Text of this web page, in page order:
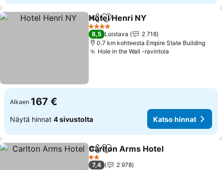
Jaa Lisää suosikkeihin
Hotel Henri NY
4 Tähtiluokitus
8,5 Loistava
2 718
0.7 km kohteesta Empire State Building
Hole in the Wall -ravintola
Alkaen 167 €
Näytä hinnat 4 sivustolta Katso hinnat
Jaa Lisää suosikkeihin
Carlton Arms Hotel
2 Tähtiluokitus
7,4
2 978